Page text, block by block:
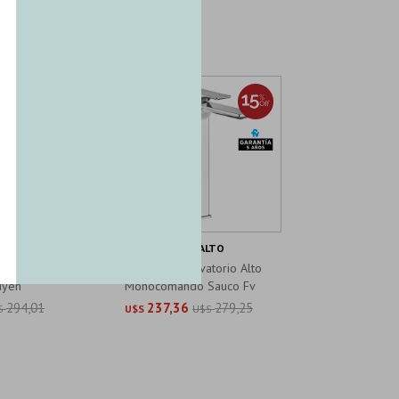
294,01
Griferia De Lavatorio Alto
Monocomando Sauco Fv
U$S 237,36 U$S 279,25
FV-SAUCO-LAV-ALTO